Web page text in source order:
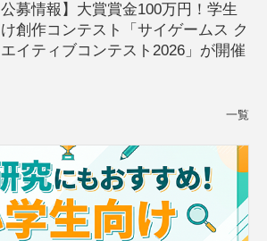
公募情報】大賞賞金100万円！学生
創作コンテスト「サイゲームス ク
エイティブコンテスト2026」が開催
一覧